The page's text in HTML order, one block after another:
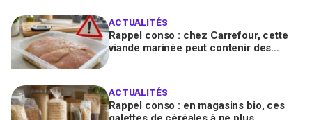
ACTUALITÉS
Rappel conso : chez Carrefour, cette
viande marinée peut contenir des
ACTUALITÉS
Rappel conso : en magasins bio, ces